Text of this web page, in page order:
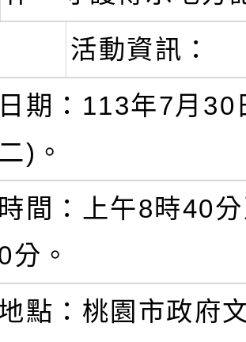
活動資訊：
日期：113年7月30
)。
時間：上午8時40
分。
點：桃園市政府